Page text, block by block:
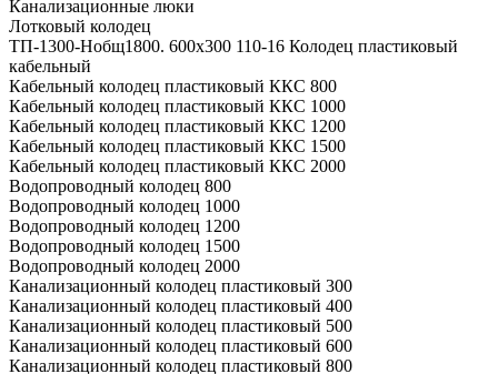
Канализационные люки
Лотковый колодец
ТП-1300-Hобщ1800. 600х300 110-16 Колодец пластиковый
кабельный
Кабельный колодец пластиковый ККС 800
Кабельный колодец пластиковый ККС 1000
Кабельный колодец пластиковый ККС 1200
Кабельный колодец пластиковый ККС 1500
Кабельный колодец пластиковый ККС 2000
Водопроводный колодец 800
Водопроводный колодец 1000
Водопроводный колодец 1200
Водопроводный колодец 1500
Водопроводный колодец 2000
Канализационный колодец пластиковый 300
Канализационный колодец пластиковый 400
Канализационный колодец пластиковый 500
Канализационный колодец пластиковый 600
Канализационный колодец пластиковый 800